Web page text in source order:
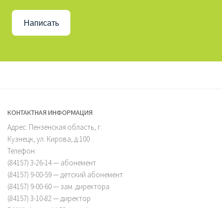
Написать
КОНТАКТНАЯ ИНФОРМАЦИЯ
Адрес: Пензенская область, г.
Кузнецк, ул. Кирова, д.100
Телефон:
(84157) 3-26-14 — абонемент
(84157) 9-00-59 — детский абонемент
(84157) 9-00-60 — зам. директора
(84157) 3-10-82 — директор